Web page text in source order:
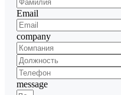
Email
company
message